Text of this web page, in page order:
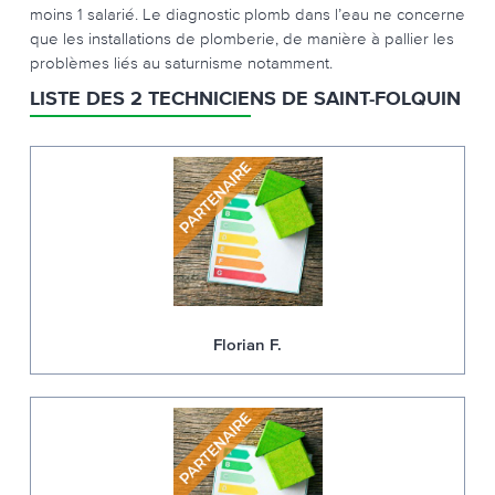
moins 1 salarié. Le diagnostic plomb dans l’eau ne concerne
que les installations de plomberie, de manière à pallier les
problèmes liés au saturnisme notamment.
LISTE DES 2 TECHNICIENS DE SAINT-FOLQUIN
Florian F.